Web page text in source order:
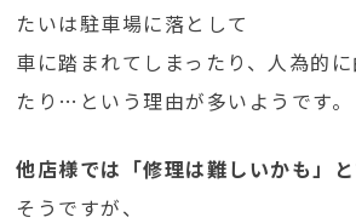
たいは駐車場に落として
車に踏まれてしまったり、人為的
たり…という理由が多いようです。
他店様では「修理は難しいかも」
そうですが、